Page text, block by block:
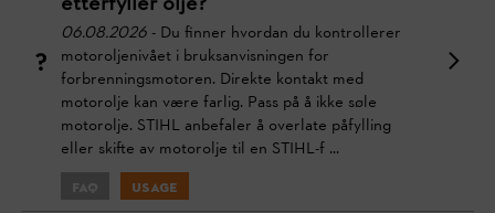
06.08.2026 - Du finner hvordan du kontrollerer
motoroljenivået i bruksanvisningen for
forbrenningsmotoren. Direkte kontakt med
motorolje kan være farlig. Pass på å ikke søle
motorolje. STIHL anbefaler å overlate påfylling
eller skifte av motorolje til en STIHL-f ...
FAQ Usage